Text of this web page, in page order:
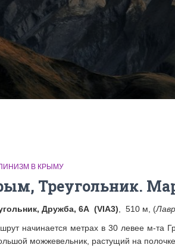
В КРЫМУ
Треугольник.
Дружба, 6А (VIА3) , 510 м, (
начинается метрах в 30 левее м-та
можжевельник, растущий на